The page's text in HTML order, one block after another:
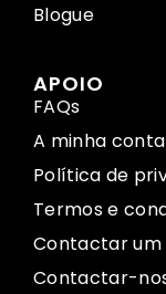
Blogue
APOIO
FAQs
A minha conta
Política de
Termos e
Contactar um
Contactar-